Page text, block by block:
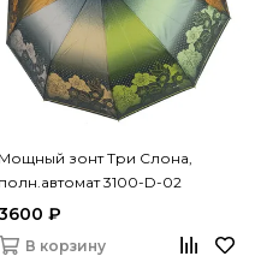
Мощный зонт Три Слона,
полн.автомат 3100-D-02
₽
В корзину